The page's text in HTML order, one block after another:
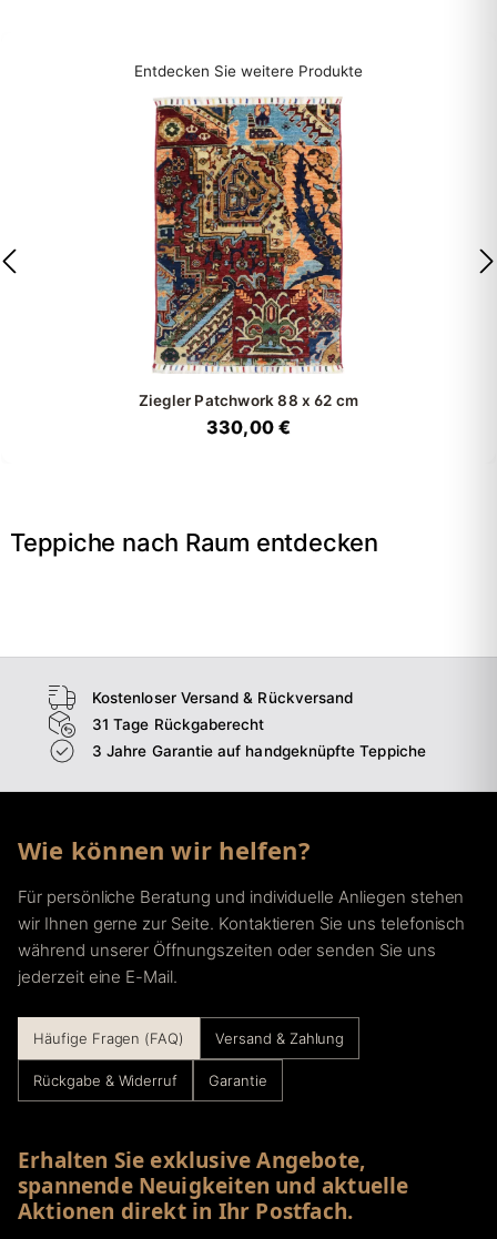
Entdecken Sie weitere Produkte
Ziegler Patchwork 88 x 62 cm
330,00 €
Teppiche nach Raum entdecken
Wohnzimmer
Kostenloser Versand & Rückversand
31 Tage Rückgaberecht
3 Jahre Garantie auf handgeknüpfte Teppiche
Wie können wir helfen?
Für persönliche Beratung und individuelle Anliegen stehen
wir Ihnen gerne zur Seite. Kontaktieren Sie uns telefonisch
während unserer Öffnungszeiten oder senden Sie uns
jederzeit eine E-Mail.
Häufige Fragen (FAQ) Versand & Zahlung
Rückgabe & Widerruf Garantie
Erhalten Sie exklusive Angebote,
spannende Neuigkeiten und aktuelle
Aktionen direkt in Ihr Postfach.